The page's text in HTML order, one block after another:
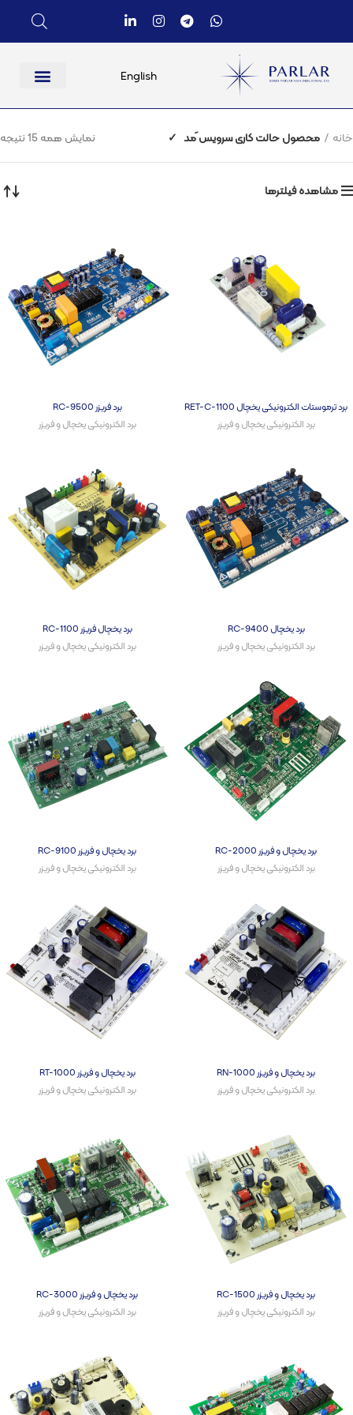
English
خانه محصول حالت کاری سرویس َمد ✓ نمایش همه 15 نتیجه
مشاهده فیلترها
برد ترموستات الکترونیکی یخچال RET-C-1100
برد الکترونیکی یخچال و فریزر​
برد فریزر RC-9500
برد الکترونیکی یخچال و فریزر​
برد یخچال RC-9400
برد الکترونیکی یخچال و فریزر​
برد یخچال فریزر RC-1100
برد الکترونیکی یخچال و فریزر​
برد یخچال و فریزر RC-2000
برد الکترونیکی یخچال و فریزر​
برد یخچال و فریزر RC-9100
برد الکترونیکی یخچال و فریزر​
برد یخچال و فریزر RN-1000
برد الکترونیکی یخچال و فریزر​
برد یخچال و فریزر RT-1000
برد الکترونیکی یخچال و فریزر​
برد یخچال و فریزر RC-1500
برد الکترونیکی یخچال و فریزر​
برد یخچال و فریزر RC-3000
برد الکترونیکی یخچال و فریزر​